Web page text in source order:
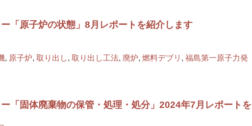
「原子炉の状態」8月レポートを紹介します
, 原子炉, 取り出し, 取り出し工法, 廃炉, 燃料デブリ , 福島第一原子力発
「固体廃棄物の保管・処理・処分」2024年7月レポートを